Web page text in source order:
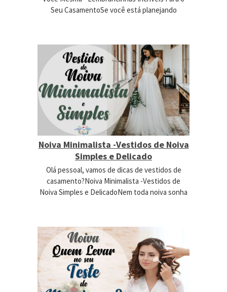
Seu CasamentoSe você está planejando
Noiva Minimalista -Vestidos de Noiva
Simples e Delicado
Olá pessoal, vamos de dicas de vestidos de
casamento?Noiva Minimalista -Vestidos de
Noiva Simples e DelicadoNem toda noiva sonha